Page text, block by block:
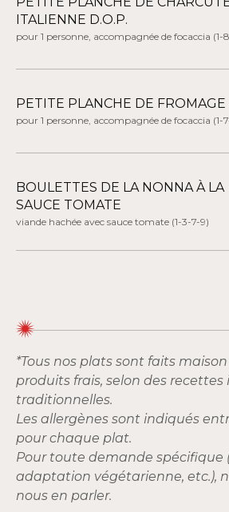
ITALIENNE D.O.P.
pour 1 personne, accompagnée de focaccia (1-
PETITE PLANCHE DE FROMAGE
pour 1 personne, accompagnée de focaccia (1-
BOULETTES DE LA NONNA À LA
SAUCE TOMATE
viande hachée avec sauce tomate (1-3-7-9)
*Tous nos plats sont faits
produits frais, selon des recettes
traditionnelles.
Les allergènes sont indiqués
pour chaque plat.
Pour toute demande spécifique
adaptation végétarienne, etc.),
nous en parler.